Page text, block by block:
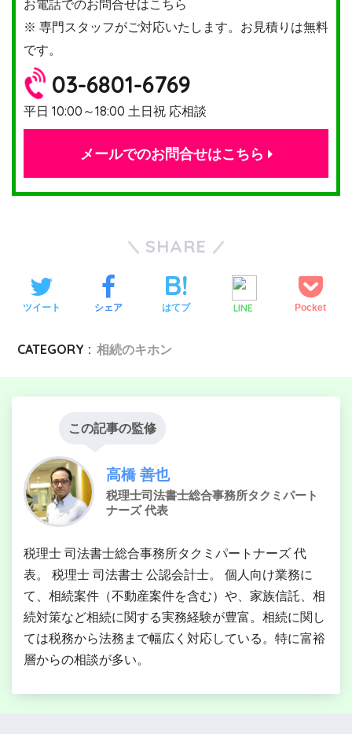
お電話でのお問合せはこちら
※ 専門スタッフがご対応いたします。お見積りは無料
です。
03-6801-6769
平日 10:00～18:00 土日祝 応相談
メールでのお問合せはこちら
SHARE
ツイート シェア はてブ LINE Pocket
CATEGORY : 相続のキホン
この記事の監修
高橋 善也
税理士司法書士総合事務所タクミパート
ナーズ 代表
税理士 司法書士総合事務所タクミパートナーズ 代
表。 税理士 司法書士 公認会計士。 個人向け業務に
て、相続案件（不動産案件を含む）や、家族信託、相
続対策など相続に関する実務経験が豊富。相続に関し
ては税務から法務まで幅広く対応している。特に富裕
層からの相談が多い。